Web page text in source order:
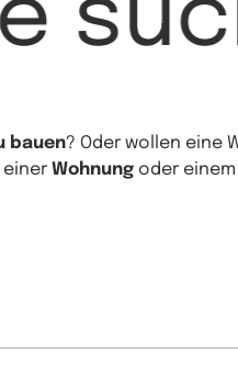
bauen? Oder wollen eine
einer Wohnung oder einem